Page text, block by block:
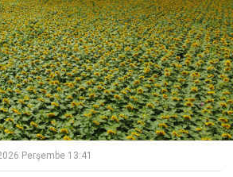
Perşembe 13:41